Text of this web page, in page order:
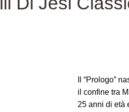
Il “Prologo”
il confine tra
25 anni di età